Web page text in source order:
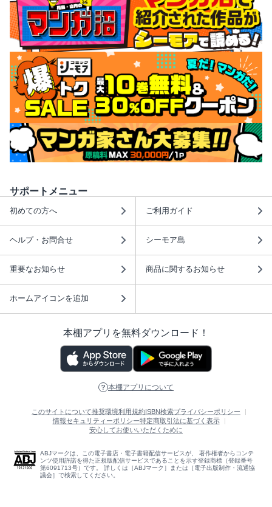
サポートメニュー
初めての方へ ご利用ガイド
ヘルプ・お問合せ シーモア島
重要なお知らせ 商品に関するお知らせ
ホームアイコンを追加
本棚アプリを無料ダウンロード！
本棚アプリについて
このサイトについて推奨環境利用規約 ISBN検索プライバシーポリシー
情報セキュリティーポリシー特定商取引法に基づく表示
安心してお使いいただくために
ABJマークは、この電子書店・電子書籍配信サービスが、 著作権者からコンテ
ンツ使用許諾を得た正規版配信サービスであることを示す登録商標（登録番号
第6091713号）です。 詳しくは［ABJマーク］または［電子出版制作・流通協
議会］で検索してください。